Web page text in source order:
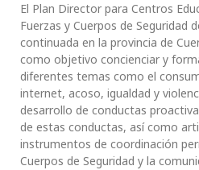
El Plan Director para Centros
Fuerzas y Cuerpos de Seguridad
continuada en la provincia de
como objetivo concienciar y
diferentes temas como el
internet, acoso, igualdad y
desarrollo de conductas
de estas conductas, así como
instrumentos de coordinación
Cuerpos de Seguridad y la